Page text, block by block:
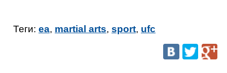
Теги: ea, martial arts, sport, ufc